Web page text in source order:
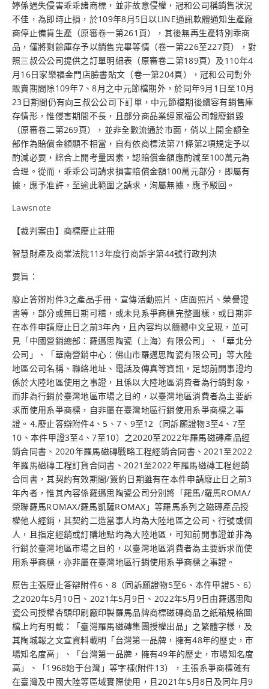
婷係過失侵害乖乖諸商標，並非故意侵權，冠和公司稱銷售狀況
不佳，為即時止損，於109年8月5日以LINE通訊軟體通知生產廠
商停止備貨生產（原審卷一第261頁），其後無再生產特別乖商
品，僅將剩餘庫存予以銷售完畢等情（卷一第226至227頁），對
照三叔公公司提供之訂單明細表（原審卷二第189頁）及110年4
月16日家樂福金門店臉書貼文（卷一第204頁），冠和公司對外
販賣期間除109年7、8月之中元節檔期外，於同年9月1日至10月
23日期間仍有向三叔公公司下訂單，中元節檔期後續容有銷售庫
存情形，惟侵害期間不長，且部分商品業經家福公司報廢銷毀
（原審卷二第269頁），並非全數流通於市面，倘以上開金額全
部作為賠償金額顯不相當，自有依商標法第71條第2項規定予以
酌減必要，綜合上開考量因素，認賠償金額應酌減至100萬元為
合理。從而，乖乖公司請求損害賠償金額100萬元部分，即屬有
據，應予准許，至逾此範圍之請求，洵屬無據，應予駁回。
Lawsnote
【裁判案由】商標廢止註冊
智慧財產及商業法院113年度行商訴字第44號行政判決
要旨：
廢止答辯附件3之產品手冊、宣傳活動照片、店面照片、榮譽證
書等，部分或無日期可稽，或未見系爭商標完整圖樣，或日期非
在本件申請廢止日之前3年內，且內容均以簡體中文呈現，並可
見「中國營銷總部：羅邁思陶瓷（上海）有限公司」、「華北分
公司」、「華南營銷中心：佛山市羅邁思陶瓷有限公司」等大陸
地區公司名稱、聯絡地址、電話及傳真等資訊，足認前開事證均
係於大陸地區使用之事證，且係以大陸地區消費者為行銷對象，
而非為行銷於臺灣地區市場之目的，以臺灣地區消費者為主要訴
求而使用系爭商標，自非屬在臺灣地區行銷使用系爭商標之事
證。⒋廢止答辯附件4、5、7、9至12（同訴願證物3至4、7至
10、本件甲證3至4、7至10）之2020至2022年羅馬磁磚產品經
銷合同書、2020年羅馬磁磚戰略工程經銷合同書、2021至2022
年羅馬磁磚工程訂貨合同書、2021至2022年羅馬磁磚工程經銷
合同書，其契約有效期間/簽約日期雖有在本件申請廢止日之前3
年內者，惟其內容係羅邁思陶瓷公司分別將「羅馬/羅馬ROMA/
榮聯羅馬ROMAX/羅馬凱薩ROMAX」等羅馬系列之磁磚產品授
權他人經銷，其契約二造當事人均為大陸地區之公司、行號或個
人，且指定經銷或訂購地點均為大陸地區，可知前開事證並非為
行銷於臺灣地區市場之目的，以臺灣地區消費者為主要訴求而使
用系爭商標，亦非屬在臺灣地區行銷使用系爭商標之事證。
原告主張廢止答辯附件6、8（同訴願證物5至6、本件甲證5、6）
之2020年5月10日、2021年5月9日、2022年5月9日由羅邁思陶
瓷公司授權杏頭印刷廠印製羅馬品牌商標磁磚商品之紙箱規格圖
檔上均有明載：「臺灣羅馬磁磚集團授權出品」之繁體字樣，及
其陶城報之文宣資料載明「台灣第一品牌，擁有48年的歷史，市
場知名度高」、「台灣第一品牌，擁有49年的歷史，市場知名度
高」、「1968始于台灣」等字樣(附件13），主張系爭商標確有
在臺灣及中國大陸等區域實際使用，且2021年5月8日及同年月9